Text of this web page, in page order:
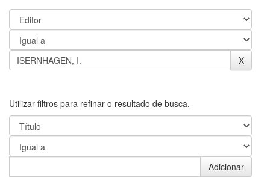
Utilizar filtros para refinar o resultado de busca.